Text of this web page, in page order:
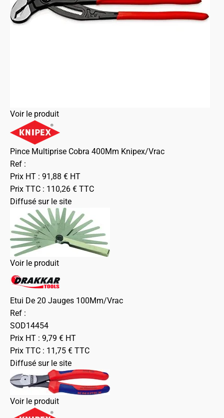
Voir le produit
Pince Multiprise Cobra 400Mm Knipex/Vrac
Ref :
Prix HT : 91,88 € HT
Prix TTC : 110,26 € TTC
Diffusé sur le site
Voir le produit
Etui De 20 Jauges 100Mm/Vrac
Ref :
SOD14454
Prix HT : 9,79 € HT
Prix TTC : 11,75 € TTC
Diffusé sur le site
Voir le produit